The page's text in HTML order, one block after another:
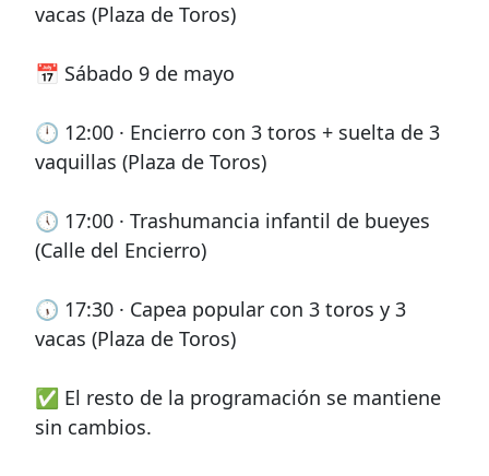
vacas (Plaza de Toros)
📅 Sábado 9 de mayo
🕛 12:00 · Encierro con 3 toros + suelta de 3
vaquillas (Plaza de Toros)
🕔 17:00 · Trashumancia infantil de bueyes
(Calle del Encierro)
🕠 17:30 · Capea popular con 3 toros y 3
vacas (Plaza de Toros)
✅ El resto de la programación se mantiene
sin cambios.